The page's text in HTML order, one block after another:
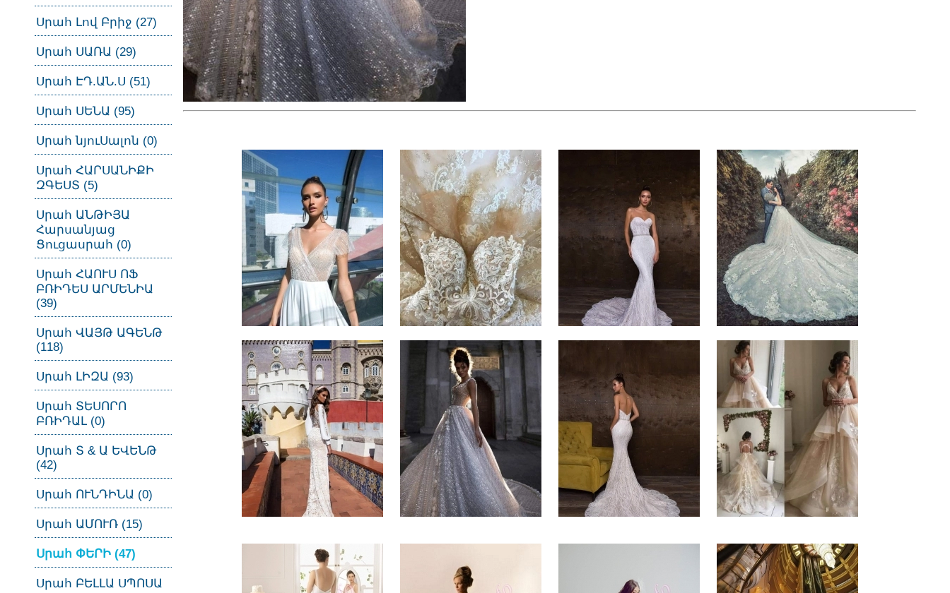
Սրահ Լով Բրիջ (27)
Սրահ ՍԱՌԱ (29)
Սրահ ԷԴ.ԱՆ.Ս (51)
Սրահ ՍԵՆԱ (95)
Սրահ նյուՍալոն (0)
Սրահ ՀԱՐՍԱՆԻՔԻ
ԶԳԵՍՏ (5)
Սրահ ԱՆԹԻՅԱ
Հարսանյաց
Ցուցասրահ (0)
Սրահ ՀԱՈՒՍ ՈՖ
ԲՌԻԴԵՍ ԱՐՄԵՆԻԱ
(39)
Սրահ ՎԱՅԹ ԱԳԵՆԹ
(118)
Սրահ ԼԻԶԱ (93)
Սրահ ՏԵՍՈՐՈ
ԲՌԻԴԱԼ (0)
Սրահ Տ & Ա ԵՎԵՆԹ
(42)
Սրահ ՈՒՆԴԻՆԱ (0)
Սրահ ԱՄՈՒՌ (15)
Սրահ ՓԵՐԻ (47)
Սրահ ԲԵԼԼԱ ՍՊՈՍԱ